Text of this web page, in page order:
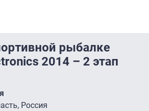
рыбалке
2014 – 2 этап
Россия